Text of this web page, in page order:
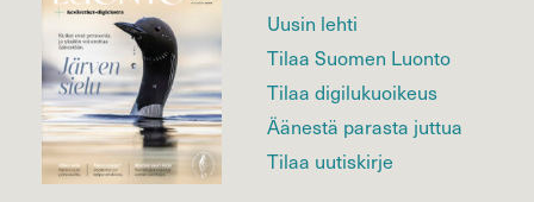
Uusin lehti
Tilaa Suomen Luonto
Tilaa digilukuoikeus
Äänestä parasta juttua
Tilaa uutiskirje